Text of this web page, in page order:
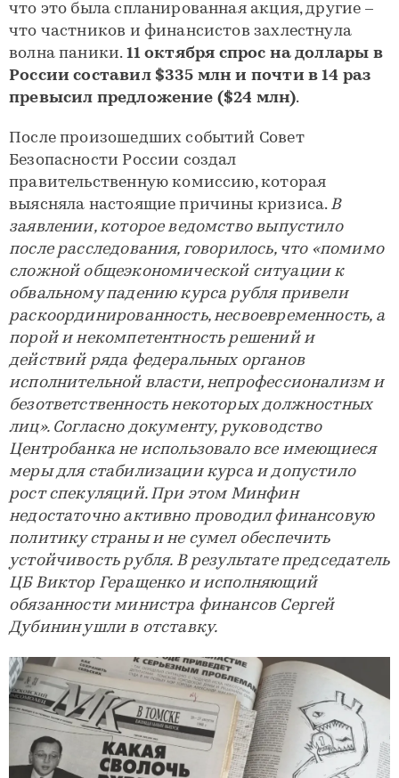
что это была спланированная акция, другие –
что частников и финансистов захлестнула
волна паники. 11 октября спрос на доллары в
России составил $335 млн и почти в 14 раз
превысил предложение ($24 млн).
После произошедших событий Совет
Безопасности России создал
правительственную комиссию, которая
выясняла настоящие причины кризиса. В
заявлении, которое ведомство выпустило
после расследования, говорилось, что «помимо
сложной общеэкономической ситуации к
обвальному падению курса рубля привели
раскоординированность, несвоевременность, а
порой и некомпетентность решений и
действий ряда федеральных органов
исполнительной власти, непрофессионализм и
безответственность некоторых должностных
лиц». Согласно документу, руководство
Центробанка не использовало все имеющиеся
меры для стабилизации курса и допустило
рост спекуляций. При этом Минфин
недостаточно активно проводил финансовую
политику страны и не сумел обеспечить
устойчивость рубля. В результате председатель
ЦБ Виктор Геращенко и исполняющий
обязанности министра финансов Сергей
Дубинин ушли в отставку.